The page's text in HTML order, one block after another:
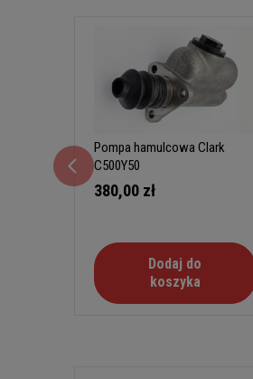
Pompa hamulcowa Clark
C500Y50
380,00 zł
Dodaj do
koszyka